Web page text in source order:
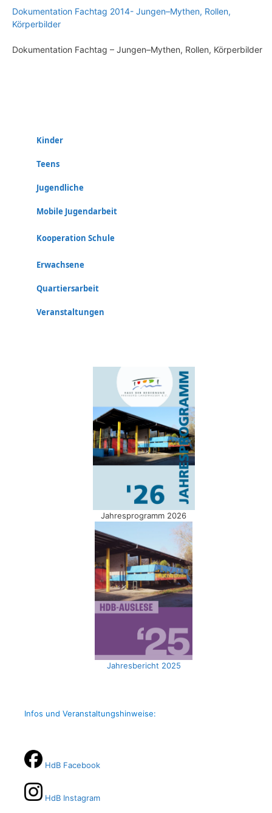
Dokumentation Fachtag 2014- Jungen–Mythen, Rollen,
Körperbilder
Dokumentation Fachtag – Jungen–Mythen, Rollen, Körperbilder
Kinder
Teens
Jugendliche
Mobile Jugendarbeit
Kooperation Schule
Erwachsene
Quartiersarbeit
Veranstaltungen
Jahresprogramm 2026
Jahresbericht 2025
Infos und Veranstaltungshinweise:
HdB Facebook
HdB Instagram